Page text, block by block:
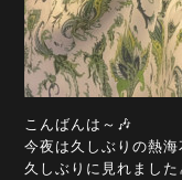
こんばんは～🎶
今夜は久しぶりの熱
久しぶりに見れまし